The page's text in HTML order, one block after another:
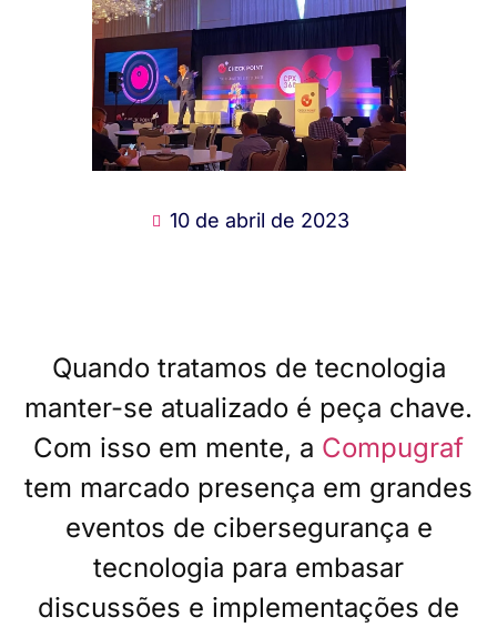
10 de abril de 2023
Quando tratamos de tecnologia
manter-se atualizado é peça chave.
Com isso em mente, a Compugraf
tem marcado presença em grandes
eventos de cibersegurança e
tecnologia para embasar
discussões e implementações de